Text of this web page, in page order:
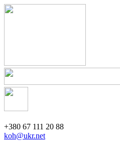
+380 67 111 20 88
koh@ukr.net